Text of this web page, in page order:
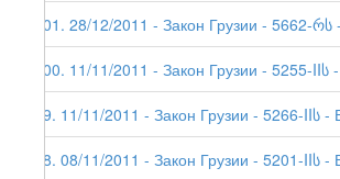
101. 28/12/2011 - Закон Грузии - 5662-
100. 11/11/2011 - Закон Грузии - 5255-
99. 11/11/2011 - Закон Грузии - 5266-IIს
98. 08/11/2011 - Закон Грузии - 5201-IIს